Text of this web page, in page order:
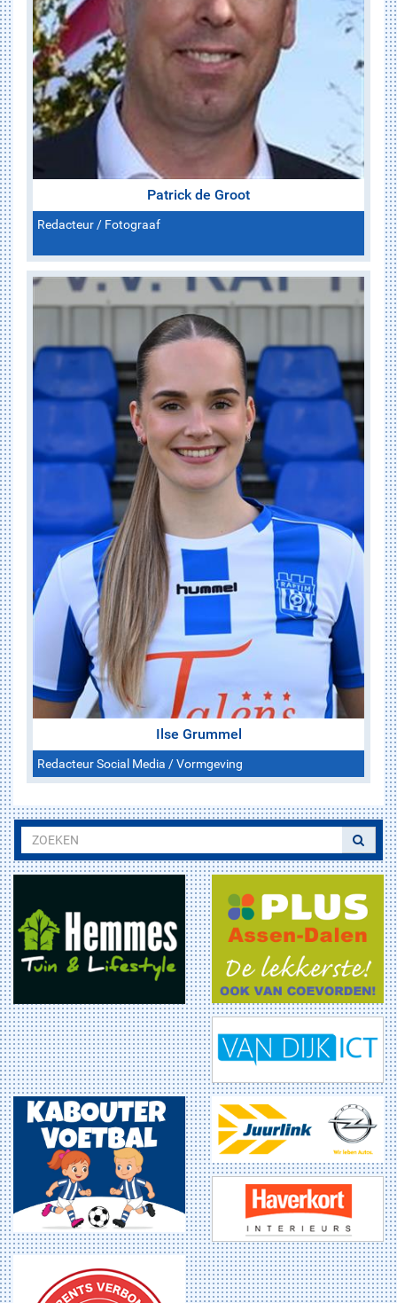
Patrick de Groot
Redacteur / Fotograaf
Ilse Grummel
Redacteur Social Media / Vormgeving